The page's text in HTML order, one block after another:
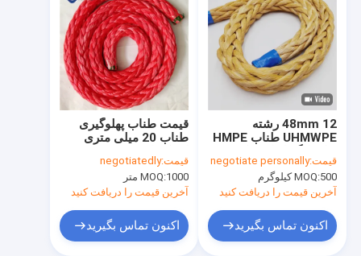
قیمت طناب پهلوگیری
طناب 20 میلی متری
UHMWPE
قیمت:negotiatedly
MOQ:1000 متر
آخرین قیمت را دریافت کنید
اکنون تماس بگیرید
48mm 12 رشته
UHMWPE طناب HMPE
قیمت:negotiate personally
MOQ:500 کیلوگرم
آخرین قیمت را دریافت کنید
اکنون تماس بگیرید